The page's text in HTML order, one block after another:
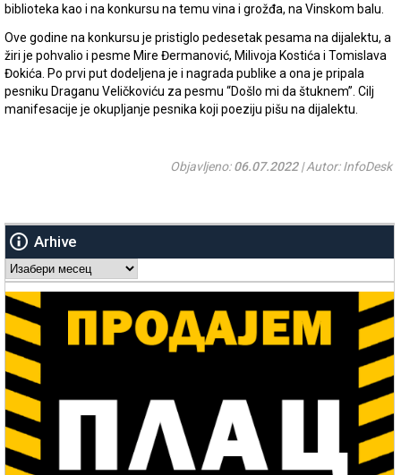
biblioteka kao i na konkursu na temu vina i grožđa, na Vinskom balu.
Ove godine na konkursu je pristiglo pedesetak pesama na dijalektu, a
žiri je pohvalio i pesme Mire Đermanović, Milivoja Kostića i Tomislava
Đokića. Po prvi put dodeljena je i nagrada publike a ona je pripala
pesniku Draganu Veličkoviću za pesmu “Došlo mi da štuknem”. Cilj
manifesacije je okupljanje pesnika koji poeziju pišu na dijalektu.
Objavljeno:06.07.2022| Autor: InfoDesk
Arhive
Arhive